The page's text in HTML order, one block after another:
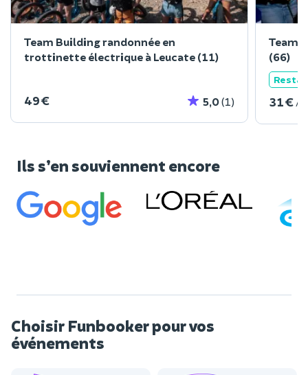
Team Building randonnée en
trottinette électrique à Leucate (11)
49 € 5,0(1)
Team
(66)
31 € /
Ils s’en souviennent encore
Choisir Funbooker pour vos
événements